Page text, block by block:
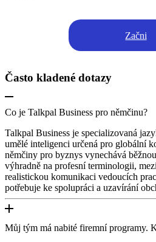
Začni
Často kladené dotazy
Co je Talkpal Business pro němčinu?
Talkpal Business je specializovaná
umělé inteligenci určená pro globální
němčiny pro byznys vynechává
výhradně na profesní terminologii,
realistickou komunikaci vedoucích
potřebuje ke spolupráci a uzavírání
Můj tým má nabité firemní programy.